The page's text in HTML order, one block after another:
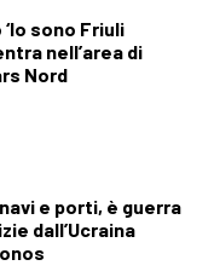
sono Friuli
nell’area di
Nord
e porti, è guerra
dall’Ucraina